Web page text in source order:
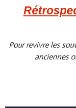
Pour revivre les
anciennes